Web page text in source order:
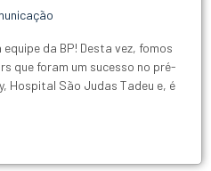
da BP! Desta vez, fomos
que foram um sucesso no pré-
Hospital São Judas Tadeu e, é